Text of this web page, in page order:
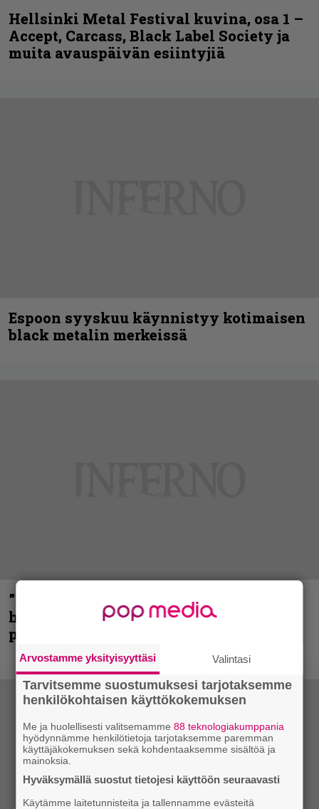
Hellsinki Metal Festival kuvina, osa 1 –
Accept, Carcass, Black Label Society ja
muita avauspäivän esiintyjiä
Espoon syyskuu käynnistyy kotimaisen
black metalin merkeissä
”Mitalini näyttää ihan plektralta” –
huippu-uimari jamittelee Megadethiä
palkinnollaan
Arvostamme yksityisyyttäsi Valintasi
Tarvitsemme suostumuksesi tarjotaksemme
henkilökohtaisen käyttökokemuksen
Me ja huolellisesti valitsemamme88 teknologiakumppania
hyödynnämme henkilötietoja tarjotaksemme paremman
käyttäjäkokemuksen sekä kohdentaaksemme sisältöä ja
mainoksia.
Hyväksymällä suostut tietojesi käyttöön seuraavasti
Käytämme laitetunnisteita ja tallennamme evästeitä